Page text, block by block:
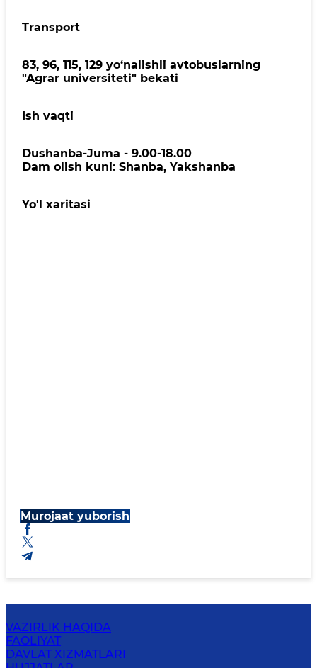
Transport
83, 96, 115, 129 yo‘nalishli avtobuslarning
"Agrar universiteti" bekati
Ish vaqti
Dushanba-Juma - 9.00-18.00
Dam olish kuni: Shanba, Yakshanba
Yo'l xaritasi
Murojaat yuborish
VAZIRLIK HAQIDA
FAOLIYAT
DAVLAT XIZMATLARI